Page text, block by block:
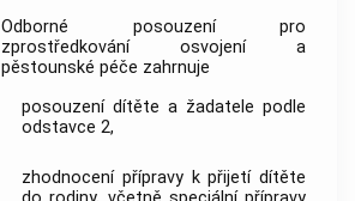
Odborné posouzení pro
zprostředkování osvojení a
pěstounské péče zahrnuje
posouzení dítěte a žadatele podle
odstavce 2,
zhodnocení přípravy k přijetí dítěte